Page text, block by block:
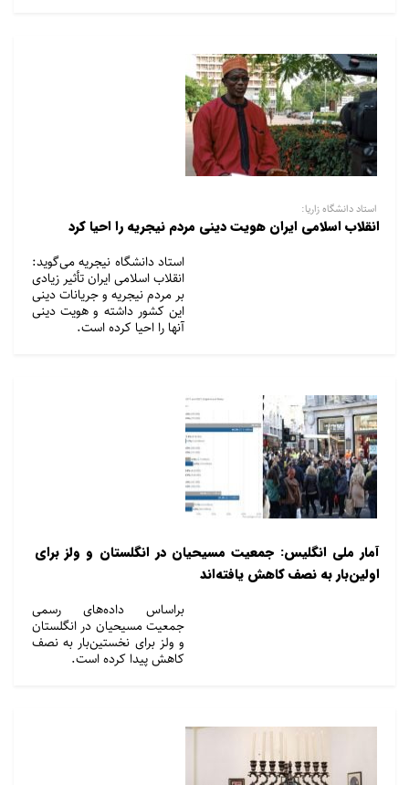
استاد دانشگاه زاریا:
انقلاب اسلامی ایران هویت دینی مردم نیجریه را احیا کرد
استاد دانشگاه نیجریه‌ می‌گوید:
انقلاب اسلامی ایران تأثیر زیادی
بر مردم نیجریه و جریانات دینی
این کشور داشته و هویت دینی
آنها را احیا کرده است.
آمار ملی انگلیس: جمعیت مسیحیان در انگلستان و ولز برای
اولین‌بار به نصف کاهش یافته‌اند
براساس داده‌های رسمی
جمعیت مسیحیان در انگلستان
و ولز برای نخستین‌بار به نصف
کاهش پیدا کرده است.